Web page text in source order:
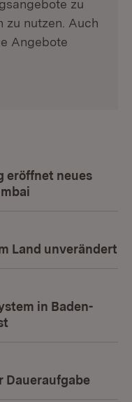
zu
zu nutzen. Auch
Angebote
eröffnet neues
Land unverändert
in Baden-
Daueraufgabe